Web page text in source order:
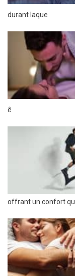
durant laque
ê
offrant un confort